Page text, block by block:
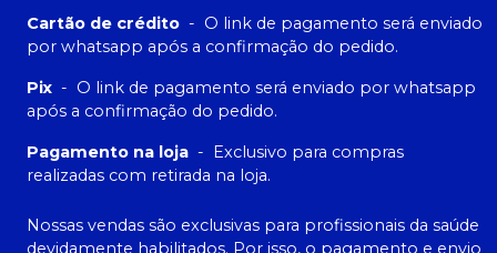
Cartão de crédito - O link de pagamento será enviado
por whatsapp após a confirmação do pedido.
Pix - O link de pagamento será enviado por whatsapp
após a confirmação do pedido.
Pagamento na loja -
Exclusivo para compras
realizadas com retirada na loja.
Nossas vendas são exclusivas para profissionais da saúde